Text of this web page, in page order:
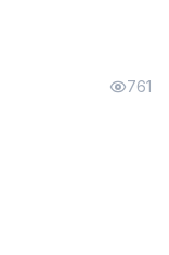
761